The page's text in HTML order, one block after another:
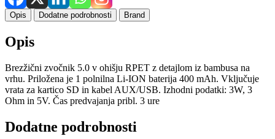
Opis Dodatne podrobnosti Brand
Opis
Brezžični zvočnik 5.0 v ohišju RPET z detajlom iz bambusa na
vrhu. Priložena je 1 polnilna Li-ION baterija 400 mAh. Vključuje
vrata za kartico SD in kabel AUX/USB. Izhodni podatki: 3W, 3
Ohm in 5V. Čas predvajanja pribl. 3 ure
Dodatne podrobnosti